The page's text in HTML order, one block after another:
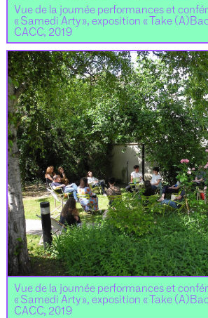
Vue de la journée performances et
« Samedi Arty », exposition « Take
CACC, 2019
Vue de la journée performances et
« Samedi Arty », exposition « Take
CACC, 2019